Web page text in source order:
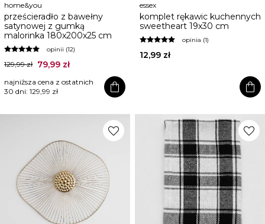
home&you
prześcieradło z bawełny
satynowej z gumką
malorinka 180x200x25 cm
opinii (12)
129,99 zł 79,99 zł
najniższa cena z ostatnich
30 dni: 129,99 zł shopping_bag
essex
komplet rękawic kuchennych
sweetheart 19x30 cm
opinia (1)
12,99 zł
shopping_bag
favorite favorite